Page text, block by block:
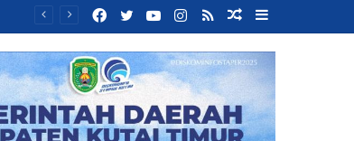
Random
Article
RSS
Instagram
YouTube
Twitter
Facebook